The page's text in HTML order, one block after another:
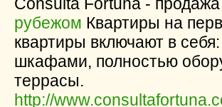
рубежом Квартиры на
квартиры включают в
шкафами, полностью
террасы.
http://